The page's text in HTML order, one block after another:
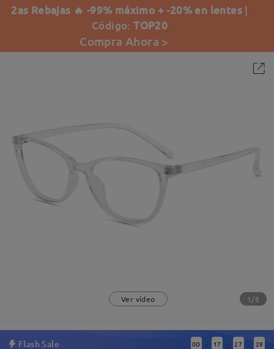
2as Rebajas 🔥 -99% máximo + -20% en lentes |
Código:TOP20
Compra Ahora >
Ver vídeo 1/8
Flash Sale 0D : 17 : 27 : 28